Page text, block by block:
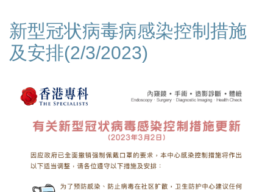
新型冠状病毒病感染控制措施
及安排(2/3/2023)